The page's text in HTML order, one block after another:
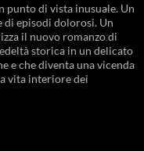
punto di vista inusuale. Un
di episodi dolorosi. Un
il nuovo romanzo di
storica in un delicato
e che diventa una vicenda
vita interiore dei